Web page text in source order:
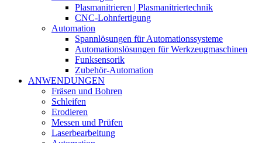
Plasmanitrieren | Plasmanitriertechnik
CNC-Lohnfertigung
Automation
Spannlösungen für Automationssysteme
Automationslösungen für Werkzeugmaschinen
Funksensorik
Zubehör-Automation
ANWENDUNGEN
Fräsen und Bohren
Schleifen
Erodieren
Messen und Prüfen
Laserbearbeitung